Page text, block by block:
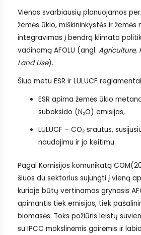
Vienas svarbiausių planuojamos
žemės ūkio, miškininkystės ir žemės
integravimas į bendrą klimato
vadinamą AFOLU (angl. Agriculture,
Land Use).
Šiuo metu ESR ir LULUCF
ESR apima žemės ūkio
suboksido (N₂O) emisijas,
LULUCF – CO₂ srautus,
naudojimu ir jo keitimu.
Pagal Komisijos komunikatą
šiuos du sektorius sujungti į vieną
kurioje būtų vertinamas grynasis
apimantis tiek emisijas, tiek
biomasės. Toks požiūris leistų
su IPCC mokslinėmis gairėmis ir